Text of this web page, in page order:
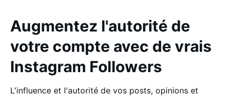
Augmentez l'autorité de
votre compte avec de vrais
Instagram Followers
L'influence et l'autorité de vos posts, opinions et